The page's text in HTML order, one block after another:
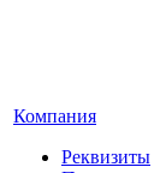
Компания
Реквизиты